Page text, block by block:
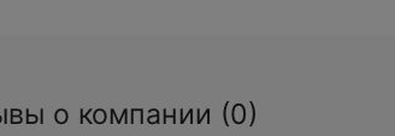
о компании (0)